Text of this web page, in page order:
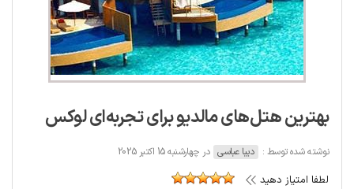
بهترین هتل‌های مالدیو برای تجربه‌ای لوکس
نوشته شده توسط : دیبا عباسی در چهارشنبه 15 اکتبر 2025
لطفا امتیاز دهید